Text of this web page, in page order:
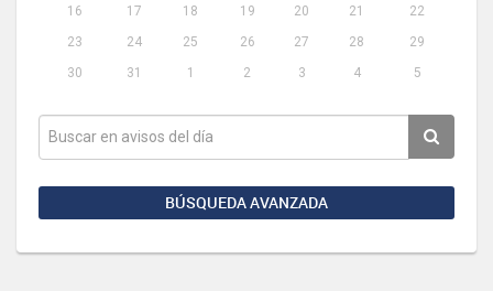
16
17 18 19 20 21
22
23
24 25 26 27 28
29
30
31 1 2 3 4 5
BÚSQUEDA AVANZADA